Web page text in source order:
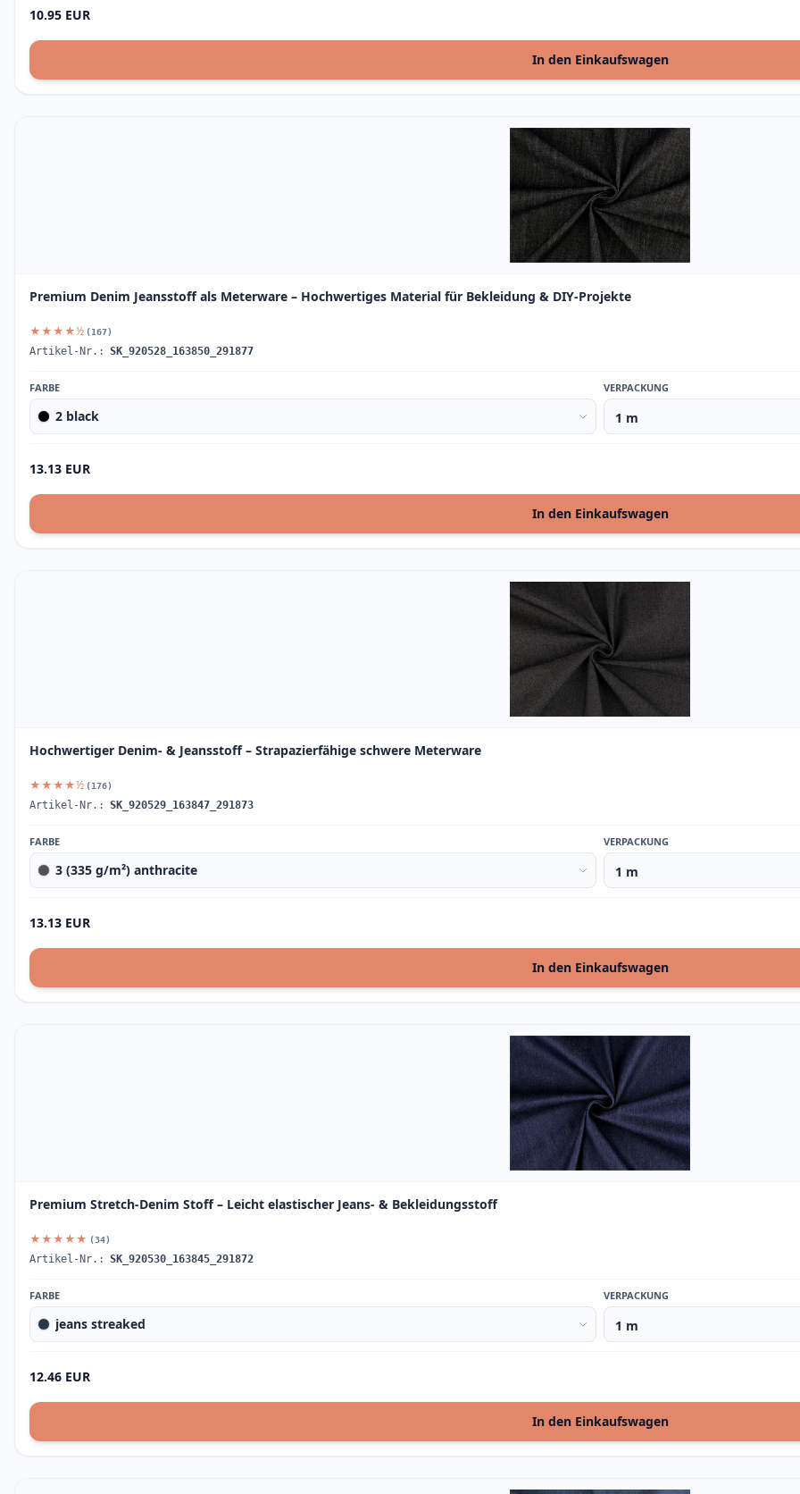
10.95 EUR
In den Einkaufswagen
Premium Denim Jeansstoff als Meterware – Hochwertiges Material für Bekleidung & DIY-Projekte
★★★★½ (167)
Artikel-Nr.: SK_920528_163850_291877
FARBE
2 black
VERPACKUNG
13.13 EUR
In den Einkaufswagen
Hochwertiger Denim- & Jeansstoff – Strapazierfähige schwere Meterware
★★★★½ (176)
Artikel-Nr.: SK_920529_163847_291873
FARBE
3 (335 g/m²) anthracite
VERPACKUNG
13.13 EUR
In den Einkaufswagen
Premium Stretch-Denim Stoff – Leicht elastischer Jeans- & Bekleidungsstoff
★★★★★ (34)
Artikel-Nr.: SK_920530_163845_291872
FARBE
jeans streaked
VERPACKUNG
12.46 EUR
In den Einkaufswagen